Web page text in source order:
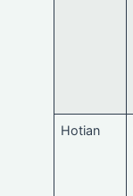
Hotian